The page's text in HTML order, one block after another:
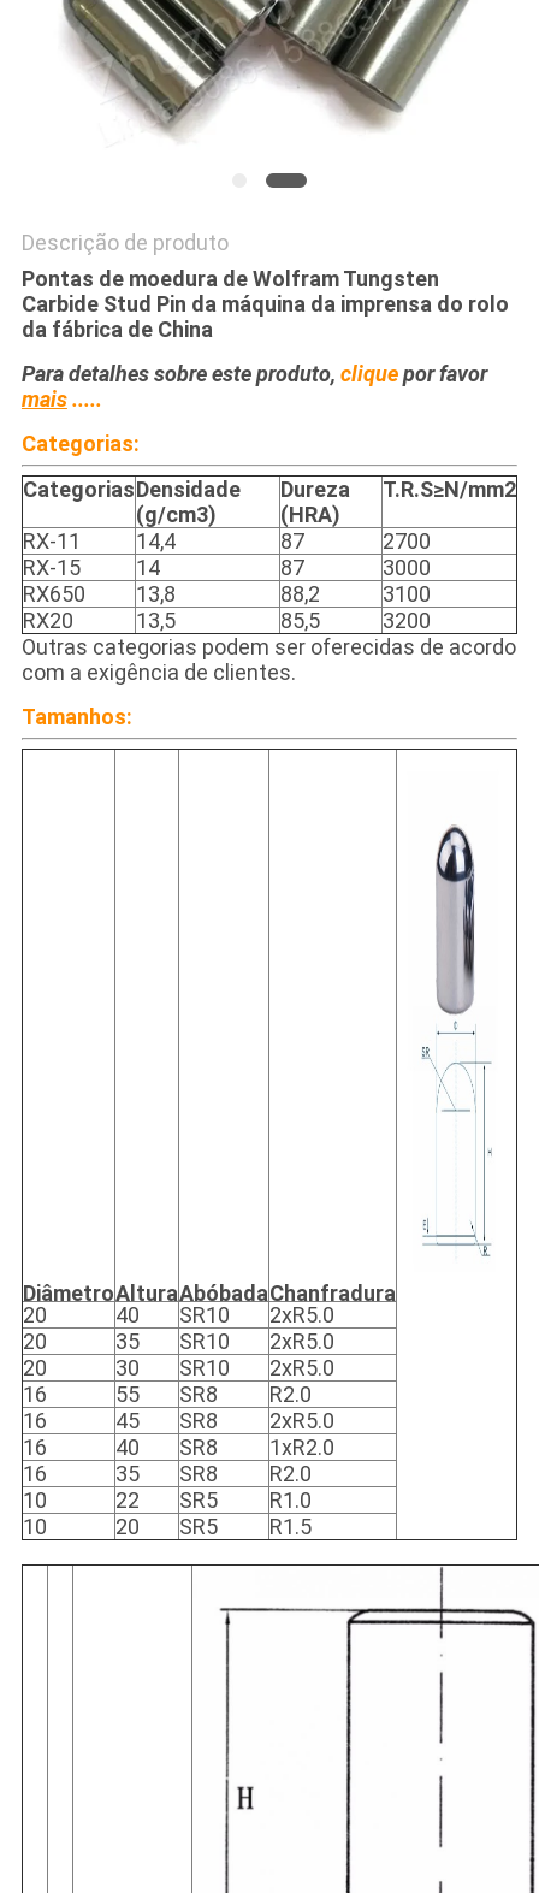
Descrição de produto
Pontas de moedura de Wolfram Tungsten
Carbide Stud Pin da máquina da imprensa do rolo
da fábrica de China
Para detalhes sobre este produto, cliquepor favor
mais.....
Categorias:
CategoriasDensidade
(g/cm3)
Dureza
(HRA)
T.R.S≥N/mm2
RX-11 14,4 87
2700
RX-15
14 87
3000
RX650
13,8 88,2
3100
RX20
13,5 85,5
3200
Outras categorias podem ser oferecidas de acordo
com a exigência de clientes.
Tamanhos:
DiâmetroAlturaAbóbadaChanfradura
20
40 SR10
2xR5.0
20
35 SR10
2xR5.0
20
30 SR10
2xR5.0
16
55 SR8
R2.0
16
45 SR8
2xR5.0
16
40 SR8
1xR2.0
16
35 SR8
R2.0
10
22 SR5
R1.0
10
20 SR5 R1.5